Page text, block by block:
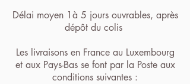
Délai moyen 1à 5 jours ouvrables, après
dépôt du colis
Les livraisons en France au Luxembourg
et aux Pays-Bas se font par la Poste aux
conditions suivantes :